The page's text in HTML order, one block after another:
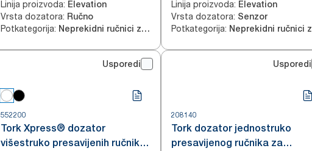
Linija proizvoda: Elevation
Vrsta dozatora: Ručno
Potkategorija: Neprekidni ručnici za ruke
Linija proizvoda: Elevation
Vrsta dozatora: Senzor
Potkategorija:
Usporedi
552200
Tork Xpress® dozator
višestruko presavijenih ručnika
Usporedi
208140
Tork dozator jednostruko
presavijenog ručnika za